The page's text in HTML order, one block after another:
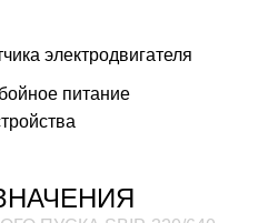
электродвигателя
питание